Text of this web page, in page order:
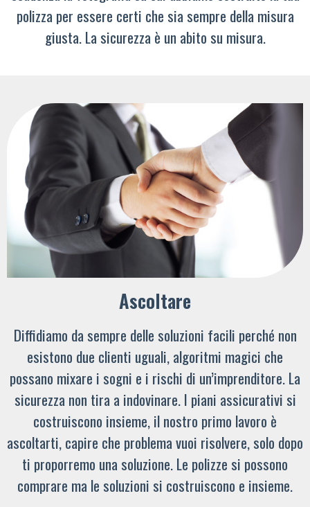
polizza per essere certi che sia sempre della misura
giusta. La sicurezza è un abito su misura.
Ascoltare
Diffidiamo da sempre delle soluzioni facili perché non
esistono due clienti uguali, algoritmi magici che
possano mixare i sogni e i rischi di un’imprenditore. La
sicurezza non tira a indovinare. I piani assicurativi si
costruiscono insieme, il nostro primo lavoro è
ascoltarti, capire che problema vuoi risolvere, solo dopo
ti proporremo una soluzione. Le polizze si possono
comprare ma le soluzioni si costruiscono e insieme.